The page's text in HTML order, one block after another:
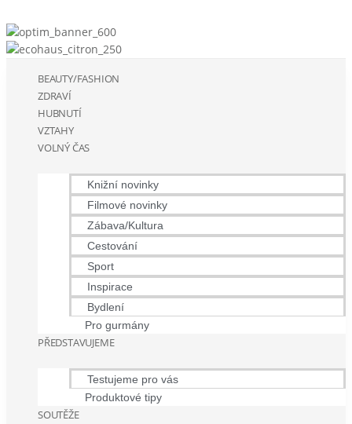
BEAUTY/FASHION
ZDRAVÍ
HUBNUTÍ
VZTAHY
VOLNÝ ČAS
Knižní novinky
Filmové novinky
Zábava/Kultura
Cestování
Sport
Inspirace
Bydlení
Pro gurmány
PŘEDSTAVUJEME
Testujeme pro vás
Produktové tipy
SOUTĚŽE